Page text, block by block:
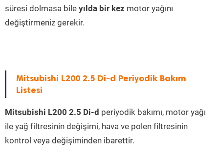
süresi dolmasa bile yılda bir kez motor yağını
değiştirmeniz gerekir.
Mitsubishi L200 2.5 Di-d Periyodik Bakım
Listesi
Mitsubishi L200 2.5 Di-d periyodik bakımı, motor yağı
ile yağ filtresinin değişimi, hava ve polen filtresinin
kontrol veya değişiminden ibarettir.